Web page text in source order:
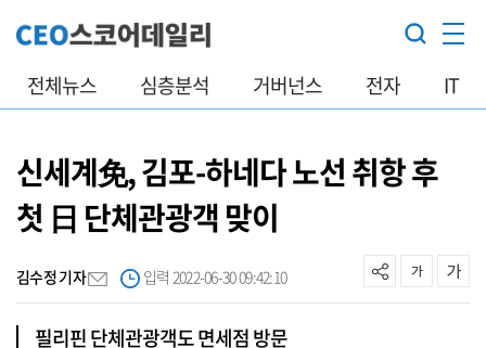
전체뉴스 심층분석 거버넌스 전자 IT
신세계免, 김포-하네다 노선 취항 후
첫 日 단체관광객 맞이
김수정 기자 입력 2022-06-30 09:42:10
필리핀 단체관광객도 면세점 방문